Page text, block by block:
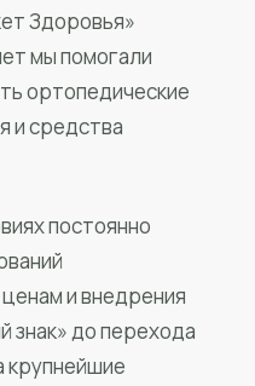
Здоровья»
мы помогали
ортопедические
и средства
постоянно
и внедрения
знак» до перехода
крупнейшие